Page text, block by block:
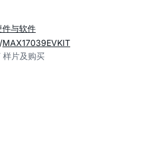
件与软件
MAX17039EVKIT
片及购买